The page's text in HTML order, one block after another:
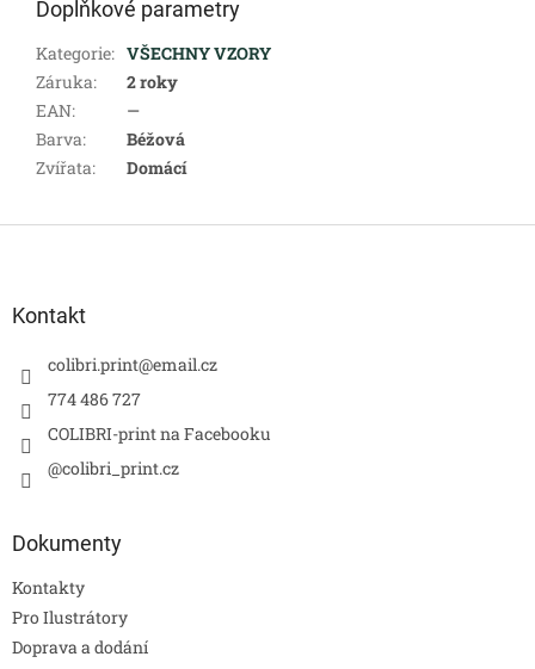
Doplňkové parametry
Kategorie: VŠECHNY VZORY
Záruka:
2 roky
EAN:
—
Barva:
Béžová
Zvířata: Domácí
Kontakt
colibri.print@email.cz
774 486 727
COLIBRI-print na Facebooku
@colibri_print.cz
Dokumenty
Kontakty
Pro Ilustrátory
Doprava a dodání